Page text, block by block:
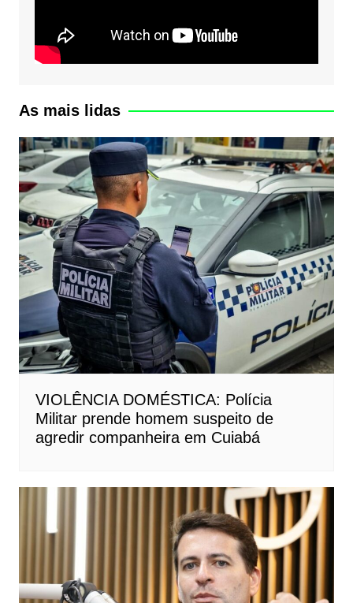
As mais lidas
VIOLÊNCIA DOMÉSTICA: Polícia
Militar prende homem suspeito de
agredir companheira em Cuiabá